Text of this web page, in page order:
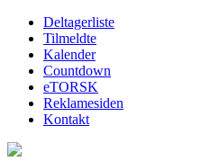
Deltagerliste
Tilmeldte
Kalender
Countdown
eTORSK
Reklamesiden
Kontakt